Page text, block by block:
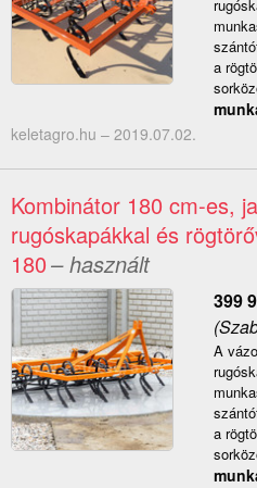
a
keletagro.hu – 2019.07.02.
Kombinátor 180 cm-es,
rugóskapákkal és
180– használt
399
A
a